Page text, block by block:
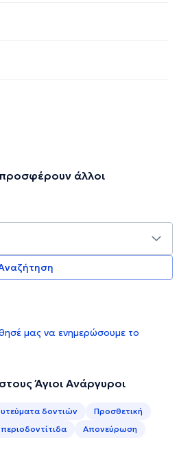
άλλοι
μας να ενημερώσουμε το
Άγιοι Ανάργυροι
δοντιών
Προσθετική
Απονεύρωση